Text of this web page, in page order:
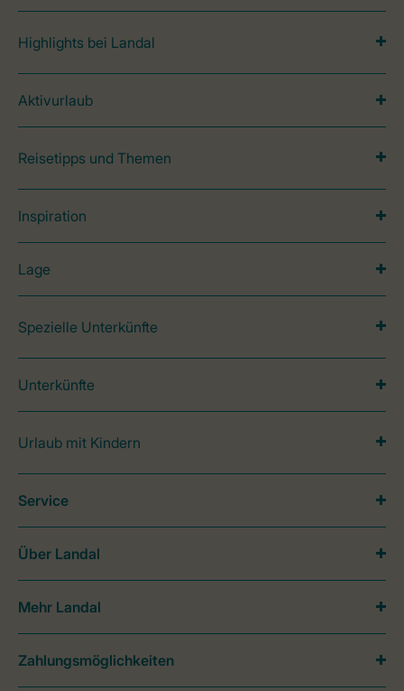
Highlights bei Landal
Aktivurlaub
Reisetipps und Themen
Inspiration
Lage
Spezielle Unterkünfte
Unterkünfte
Urlaub mit Kindern
Service
Über Landal
Mehr Landal
Zahlungsmöglichkeiten